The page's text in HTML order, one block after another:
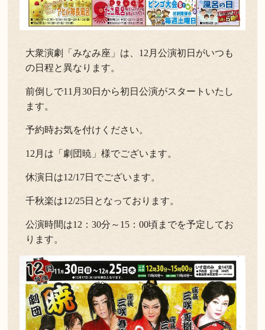
大衆演劇「みなみ座」は、12月公演初日がいつも
の日程と異なります。
前倒しで11月30日から初日公演がスタートいたし
ます。
予約時お気を付けください。
12月は「劇団暁」様でございます。
休演日は12/17日でございます。
千秋楽は12/25日となっております。
公演時間は12：30分～15：00頃までを予定してお
ります。